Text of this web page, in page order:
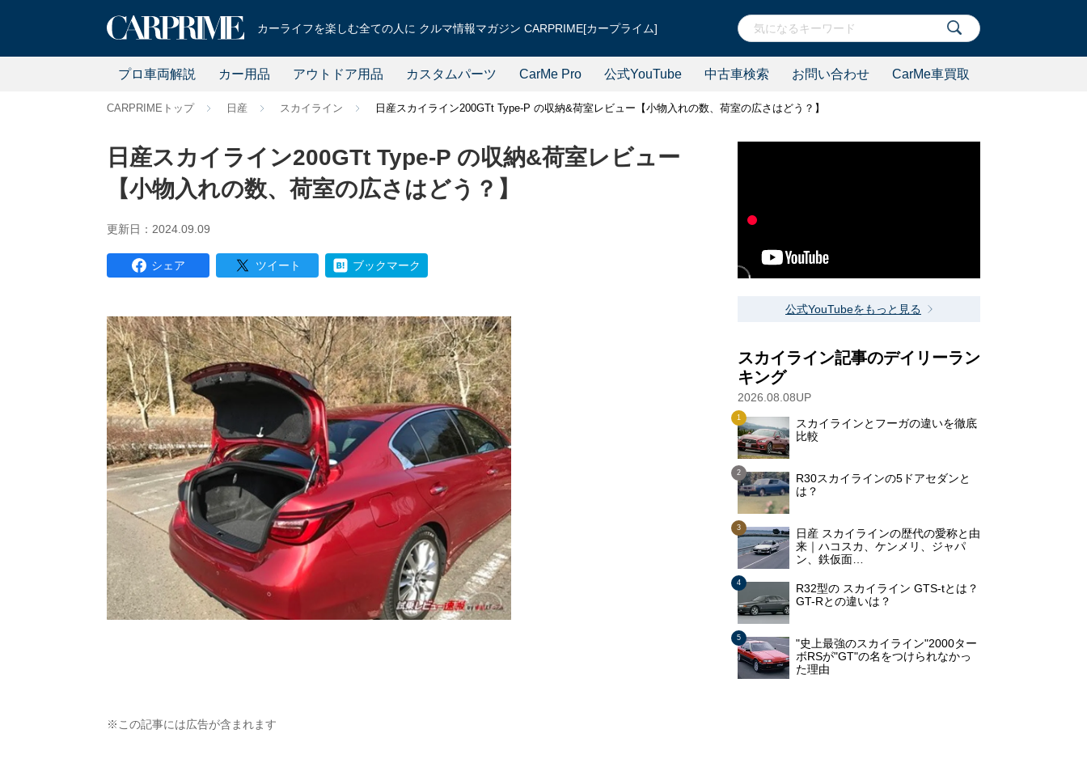
カーライフを楽しむ全ての人に クルマ情報マガジン CARPRIME[カープライム]
プロ車両解説 カー用品 アウトドア用品 カスタムパーツ CarMe Pro 公式YouTube 中古車検索 お問い合わせ CarMe車買取
CARPRIMEトップ 日産 スカイライン 日産スカイライン200GTt Type-P の収納&荷室レビュー【小物入れの数、荷室の広さはどう？】
日産スカイライン200GTt Type-P の収納&荷室レビュー
【小物入れの数、荷室の広さはどう？】
更新日：2024.09.09
シェア ツイート ブックマーク
※この記事には広告が含まれます
公式YouTubeをもっと見る
スカイライン記事のデイリーラン
キング
2026.08.08UP
スカイラインとフーガの違いを徹底
比較
R30スカイラインの5ドアセダンと
は？
日産 スカイラインの歴代の愛称と由
来｜ハコスカ、ケンメリ、ジャパ
ン、鉄仮面…
R32型の スカイライン GTS-tとは？
GT-Rとの違いは？
"史上最強のスカイライン"2000ター
ボRSが"GT"の名をつけられなかっ
た理由